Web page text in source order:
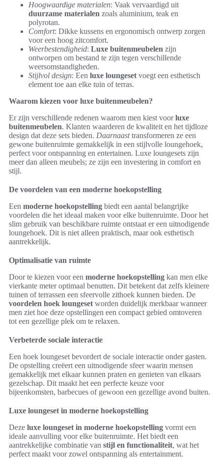
Hoogwaardige materialen: Vaak vervaardigd uit
duurzame materialen zoals aluminium, teak en
polyrotan.
Comfort: Dikke kussens en ergonomisch ontwerp zorgen
voor een hoog zitcomfort.
Weerbestendigheid: Luxe buitenmeubelen zijn
ontworpen om bestand te zijn tegen verschillende
weersomstandigheden.
Stijlvol design: Een luxe loungeset voegt een esthetisch
element toe aan elke tuin of terras.
Waarom kiezen voor luxe buitenmeubelen?
Er zijn verschillende redenen waarom men kiest voorluxe
buitenmeubelen. Klanten waarderen de kwaliteit en het tijdloze
design dat deze sets bieden. Daarnaasttransformeren ze een
gewone buitenruimte gemakkelijk in een stijlvolle loungehoek,
perfect voor ontspanning en entertainen. Luxe loungesets zijn
meer dan alleen meubels; ze zijn een investering in comfort en
stijl.
De voordelen van een moderne hoekopstelling
Een moderne hoekopstelling biedt een aantal belangrijke
voordelen die het ideaal maken voor elke buitenruimte. Door het
slim gebruik van beschikbare ruimte ontstaat er een uitnodigende
loungehoek. Dit is niet alleen praktisch, maar ook esthetisch
aantrekkelijk.
Optimalisatie van ruimte
Door te kiezen voor een moderne hoekopstelling kan men elke
vierkante meter optimaal benutten. Dit betekent dat zelfs kleinere
tuinen of terrassen een sfeervolle zithoek kunnen bieden. De
voordelen hoek loungeset worden duidelijk merkbaar wanneer
men ziet hoe deze opstellingen een compact gebied omtoveren
tot een gezellige plek om te relaxen.
Verbeterde sociale interactie
Een hoek loungeset bevordert de sociale interactie onder gasten.
De opstelling creëert een uitnodigende sfeer waarin mensen
gemakkelijk met elkaar kunnen praten en genieten van elkaars
gezelschap. Dit maakt het een perfecte keuze voor
bijeenkomsten, barbecues of gewoon een gezellige avond buiten.
Luxe loungeset in moderne hoekopstelling
Deze luxe loungeset in moderne hoekopstelling vormt een
ideale aanvulling voor elke buitenruimte. Het biedt een
aantrekkelijke combinatie van stijl en functionaliteit, wat het
perfect maakt voor zowel ontspanning als entertainment.